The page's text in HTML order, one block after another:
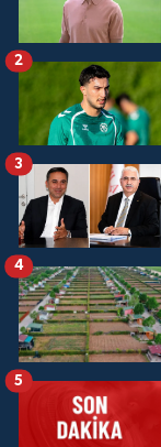
2
3
4
5